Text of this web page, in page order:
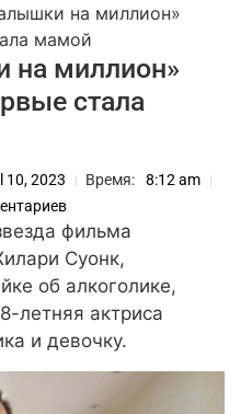
на миллион»
мамой
на миллион»
стала
10, 2023 Время:
8:12 am
фильма
Суонк,
об алкоголике,
летняя актриса
и девочку.